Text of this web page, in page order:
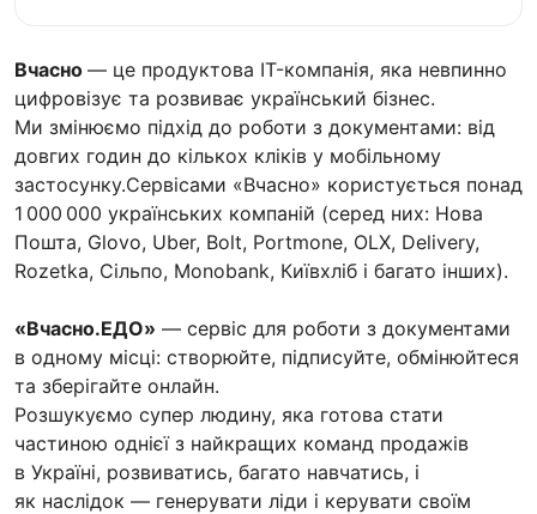
Вчасно — це продуктова IT-компанія, яка невпинно
цифровізує та розвиває український бізнес.
Ми змінюємо підхід до роботи з документами: від
довгих годин до кількох кліків у мобільному
застосунку.Сервісами «Вчасно» користується понад
1 000 000 українських компаній (серед них: Нова
Пошта, Glovo, Uber, Bolt, Portmone, OLX, Delivery,
Rozetka, Сільпо, Monobank, Київхліб і багато інших).
«Вчасно.ЕДО» — сервіс для роботи з документами
в одному місці: створюйте, підписуйте, обмінюйтеся
та зберігайте онлайн.
Розшукуємо супер людину, яка готова стати
частиною однієї з найкращих команд продажів
в Україні, розвиватись, багато навчатись, і
як наслідок — генерувати ліди і керувати своїм